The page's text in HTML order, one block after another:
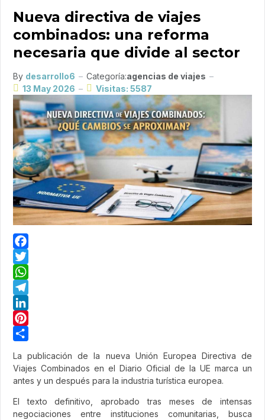
Nueva directiva de viajes
combinados: una reforma
necesaria que divide al sector
By desarrollo6 Categoría:agencias de viajes
13 May 2026
Visitas: 5587
Facebook
Twitter
WhatsApp
Telegram
LinkedIn
Pinterest
La publicación de la nueva Unión Europea Directiva de
Viajes Combinados en el Diario Oficial de la UE marca un
antes y un después para la industria turística europea.
El texto definitivo, aprobado tras meses de intensas
negociaciones entre instituciones comunitarias, busca